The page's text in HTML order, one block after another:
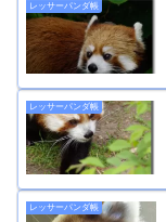
レッサーパンダ帳
レッサーパンダ帳
レッサーパンダ帳